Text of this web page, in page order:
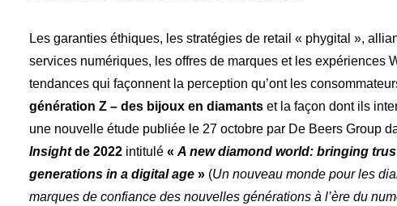
Les garanties éthiques, les stratégies de retail « phygital »,
services numériques, les offres de marques et les expériences
tendances qui façonnent la perception qu’ont les
génération Z – des bijoux en diamants et la façon dont ils
une nouvelle étude publiée le 27 octobre par De Beers Group
Insightde 2022 intitulé « A new diamond world: bringing
generations in a digital age » (Un nouveau monde pour les
marques de confiance des nouvelles générations à l’ère du